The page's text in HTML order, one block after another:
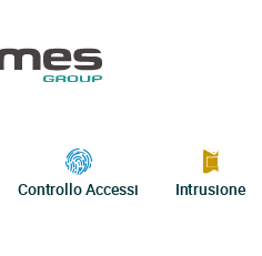
Controllo Accessi Intrusione